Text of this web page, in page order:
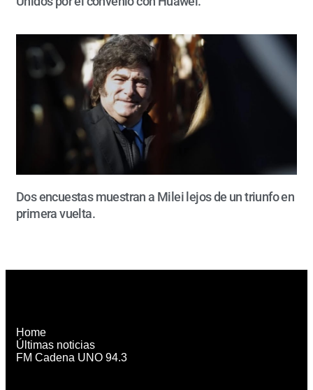
Dos encuestas muestran a Milei lejos de un triunfo en
primera vuelta.
Home
Últimas noticias
FM Cadena UNO 94.3